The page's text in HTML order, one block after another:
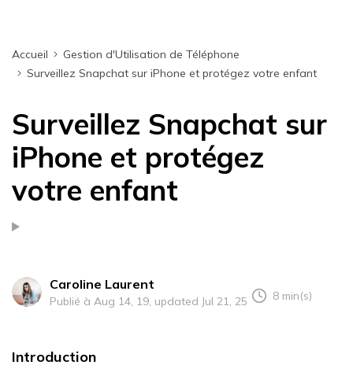
Accueil
Gestion d'Utilisation de Téléphone
Surveillez Snapchat sur iPhone et protégez votre enfant
Surveillez Snapchat sur
iPhone et protégez
votre enfant
Caroline Laurent
Publié à Aug 14, 19, updated Jul 21, 25 8 min(s)
Introduction